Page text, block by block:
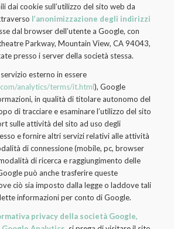
dai cookie sull’utilizzo del sito web da
l’anonimizzazione degli indirizzi
dal browser dell’utente a Google, con
Parkway, Mountain View, CA 94043,
presso i server della società stessa.
esterno in essere
analytics/terms/it.html), Google
in qualità di titolare autonomo del
di tracciare e esaminare l’utilizzo del sito
sulle attività del sito ad uso degli
e fornire altri servizi relativi alle attività
di connessione (mobile, pc, browser
di ricerca e raggiungimento delle
può anche trasferire queste
ciò sia imposto dalla legge o laddove tali
informazioni per conto di Google.
privacy della società Google,